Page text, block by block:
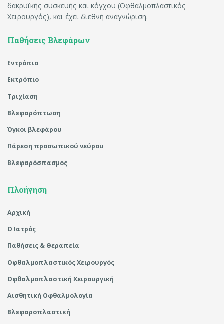
δακρυϊκής συσκευής και κόγχου (Οφθαλμοπλαστικός
Χειρουργός), και έχει διεθνή αναγνώριση.
Παθήσεις Βλεφάρων
Εντρόπιο
Εκτρόπιο
Τριχίαση
Βλεφαρόπτωση
Όγκοι βλεφάρου
Πάρεση προσωπικού νεύρου
Βλεφαρόσπασμος
Πλοήγηση
Αρχική
Ο Ιατρός
Παθήσεις & Θεραπεία
Οφθαλμοπλαστικός Χειρουργός
Οφθαλμοπλαστική Χειρουργική
Αισθητική Οφθαλμολογία
Βλεφαροπλαστική